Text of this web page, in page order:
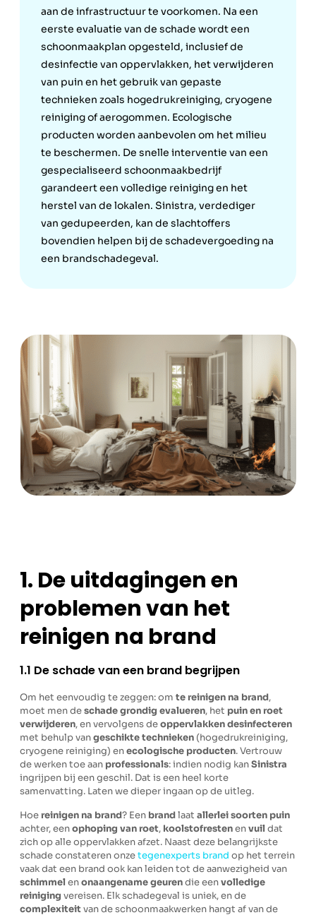
aan de infrastructuur te voorkomen. Na een
eerste evaluatie van de schade wordt een
schoonmaakplan opgesteld, inclusief de
desinfectie van oppervlakken, het verwijderen
van puin en het gebruik van gepaste
technieken zoals hogedrukreiniging, cryogene
reiniging of aerogommen. Ecologische
producten worden aanbevolen om het milieu
te beschermen. De snelle interventie van een
gespecialiseerd schoonmaakbedrijf
garandeert een volledige reiniging en het
herstel van de lokalen. Sinistra, verdediger
van gedupeerden, kan de slachtoffers
bovendien helpen bij de schadevergoeding na
een brandschadegeval.
1. De uitdagingen en
problemen van het
reinigen na brand
1.1 De schade van een brand begrijpen
Om het eenvoudig te zeggen: omte reinigen na brand,
moet men deschade grondig evalueren, het puin en roet
verwijderen, en vervolgens deoppervlakken desinfecteren
met behulp vangeschikte technieken (hogedrukreiniging,
cryogene reiniging) enecologische producten. Vertrouw
de werken toe aan professionals: indien nodig kanSinistra
ingrijpen bij een geschil. Dat is een heel korte
samenvatting. Laten we dieper ingaan op de uitleg.
Hoe reinigen na brand? Een brandlaatallerlei soorten puin
achter, eenophoping van roet, koolstofrestenenvuildat
zich op alle oppervlakken afzet. Naast deze belangrijkste
schade constateren onzetegenexperts brand op het terrein
vaak dat een brand ook kan leiden tot de aanwezigheid van
schimmelenonaangename geurendie eenvolledige
reiniging vereisen. Elk schadegeval is uniek, en de
complexiteitvan de schoonmaakwerken hangt af van de